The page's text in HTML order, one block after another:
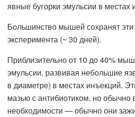
явные бугорки эмульсии в местах
Большинство мышей сохранят
эксперимента (~ 30 дней).
Приблизительно от 10 до 40%
эмульсии, развивая небольшие
в диаметре) в местах инъекций.
мазью с антибиотиком, но обычно
необходимости — обычно они